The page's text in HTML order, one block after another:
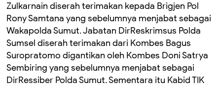
Zulkarnain diserah terimakan kepada Brigjen Pol
Rony Samtana yang sebelumnya menjabat sebagai
Wakapolda Sumut. Jabatan DirReskrimsus Polda
Sumsel diserah terimakan dari Kombes Bagus
Suropratomo digantikan oleh Kombes Doni Satrya
Sembiring yang sebelumnya menjabat sebagai
DirRessiber Polda Sumut. Sementara itu Kabid TIK